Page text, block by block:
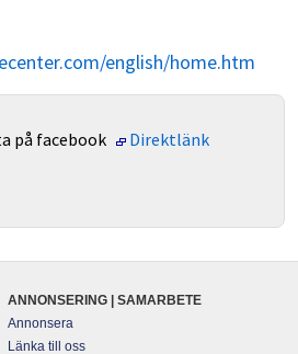
english/home.htm
på facebook
Direktlänk
ANNONSERING | SAMARBETE
Annonsera
Länka till oss